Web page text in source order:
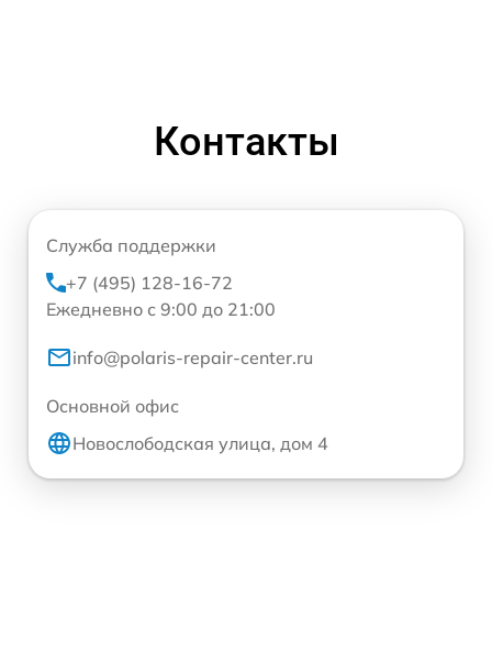
Контакты
Служба поддержки
+7 (495) 128-16-72
Ежедневно с 9:00 до 21:00
info@polaris-repair-center.ru
Основной офис
Новослободская улица, дом 4